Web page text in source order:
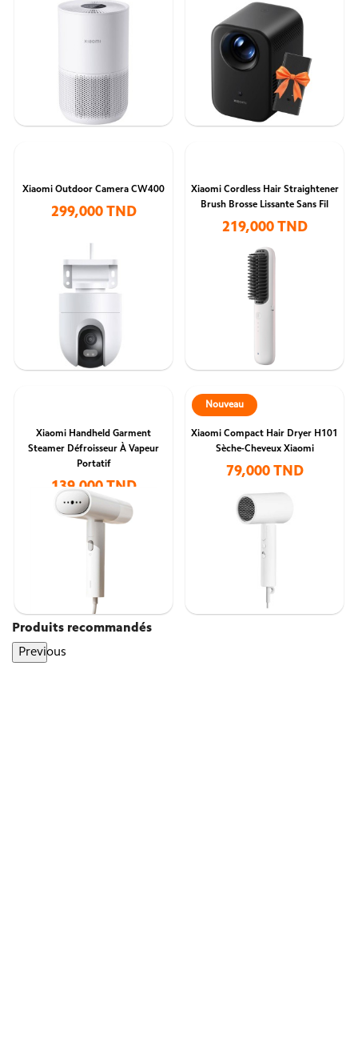
Xiaomi Outdoor Camera CW400
299,000 TND
Xiaomi Cordless Hair Straightener
Brush Brosse Lissante Sans Fil
219,000 TND
Xiaomi Handheld Garment
Steamer Défroisseur À Vapeur
Portatif
139,000 TND
Xiaomi Compact Hair Dryer H101
Sèche-Cheveux Xiaomi
79,000 TND
Nouveau
Produits recommandés
Previous